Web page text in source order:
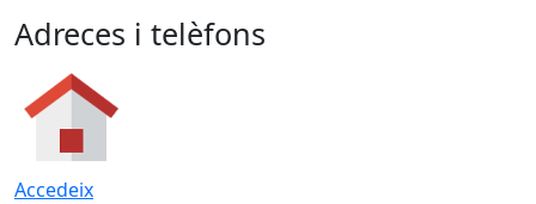
Adreces i telèfons
Accedeix